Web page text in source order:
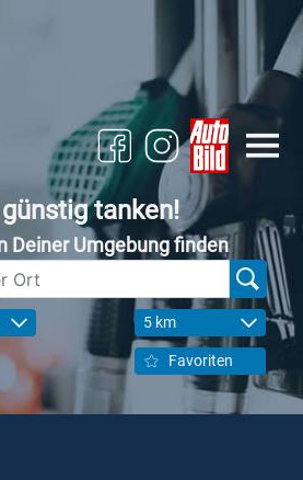
tanken!
Deiner Umgebung finden
5 km
Favoriten